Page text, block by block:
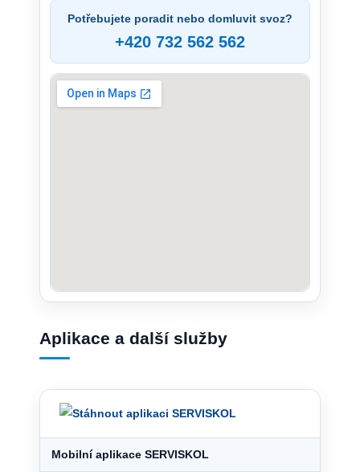
Potřebujete poradit nebo domluvit svoz?
+420 732 562 562
Aplikace a další služby
Mobilní aplikace SERVISKOL